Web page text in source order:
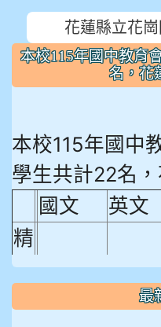
花蓮縣立花
本校115年國中教育
名，花
本校115年國中
學生共計22名
國文
英文
精
程
18.92% 最